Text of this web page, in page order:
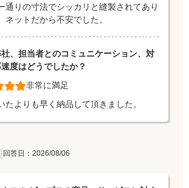
通りの寸法でシッカリと縫製されてあり
ネットだから不安でした。
、担当者とのコミュニケーション、対
速度はどうでしたか？
非常に満足
たよりも早く納品して頂きました。
回答日：2026/08/06